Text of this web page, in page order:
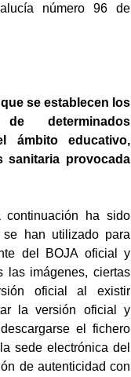
número 96 de
se establecen los
determinados
ámbito educativo,
sanitaria provocada
ha sido
han utilizado para
del BOJA oficial y
las imágenes, ciertas
oficial al existir
la versión oficial y
el fichero
sede electrónica del
de autenticidad con